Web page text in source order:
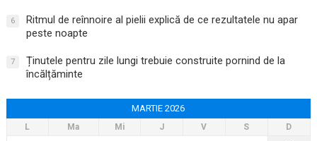
6
Ritmul de reînnoire al pielii explică de ce rezultatele nu apar
peste noapte
7
Ținutele pentru zile lungi trebuie construite pornind de la
încălțăminte
MARTIE 2026
L Ma Mi J V S
D